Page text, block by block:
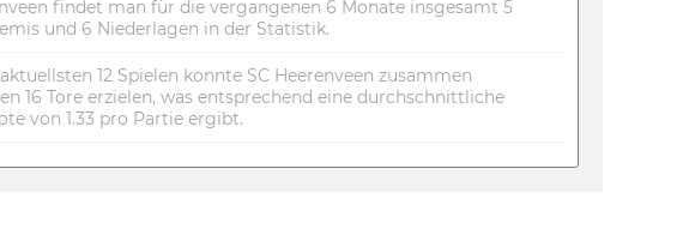
findet man für die vergangenen 6 Monate insgesamt 5
und 6 Niederlagen in der Statistik.
12 Spielen konnte SC Heerenveen zusammen
16 Tore erzielen, was entsprechend eine durchschnittliche
von 1.33 pro Partie ergibt.